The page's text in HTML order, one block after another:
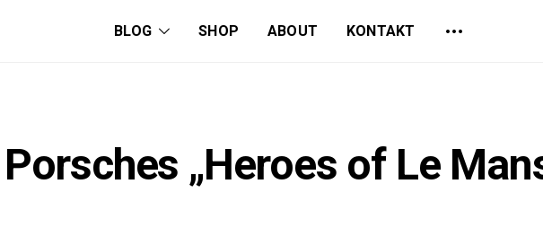
BLOG SHOP ABOUT KONTAKT
„Heroes of Le